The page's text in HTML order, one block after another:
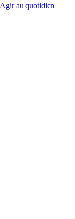
Agir au quotidien